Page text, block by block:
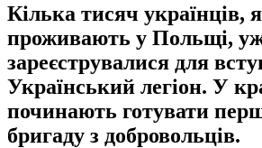
Кілька тисяч українців,
проживають у Польщі,
зареєструвалися для
Український легіон. У
починають готувати
бригаду з добровольців.